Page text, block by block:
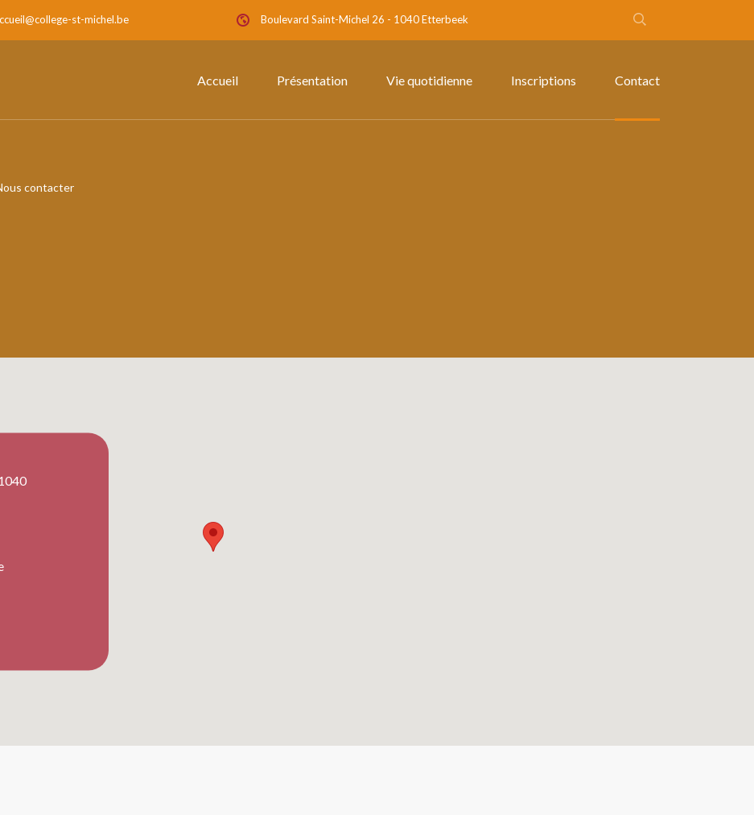
st-michel.be Boulevard Saint-Michel 26 - 1040 Etterbeek
Accueil Présentation Vie quotidienne Inscriptions Contact
contacter